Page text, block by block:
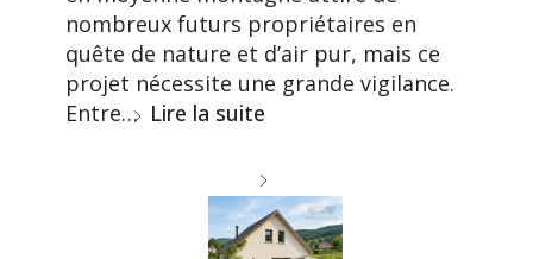
nombreux futurs propriétaires en
quête de nature et d’air pur, mais ce
projet nécessite une grande vigilance.
Entre… Lire la suite